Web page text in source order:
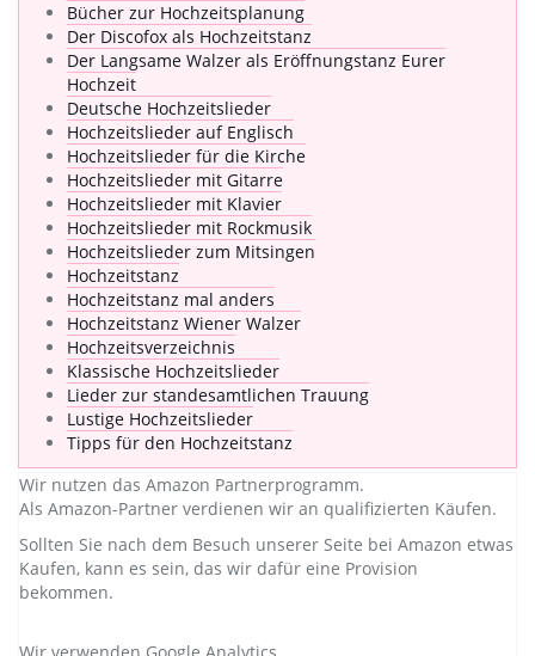
Bücher zur Hochzeitsplanung
Der Discofox als Hochzeitstanz
Der Langsame Walzer als Eröffnungstanz Eurer
Hochzeit
Deutsche Hochzeitslieder
Hochzeitslieder auf Englisch
Hochzeitslieder für die Kirche
Hochzeitslieder mit Gitarre
Hochzeitslieder mit Klavier
Hochzeitslieder mit Rockmusik
Hochzeitslieder zum Mitsingen
Hochzeitstanz
Hochzeitstanz mal anders
Hochzeitstanz Wiener Walzer
Hochzeitsverzeichnis
Klassische Hochzeitslieder
Lieder zur standesamtlichen Trauung
Lustige Hochzeitslieder
Tipps für den Hochzeitstanz
Wir nutzen das Amazon Partnerprogramm.
Als Amazon-Partner verdienen wir an qualifizierten Käufen.
Sollten Sie nach dem Besuch unserer Seite bei Amazon etwas
Kaufen, kann es sein, das wir dafür eine Provision
bekommen.